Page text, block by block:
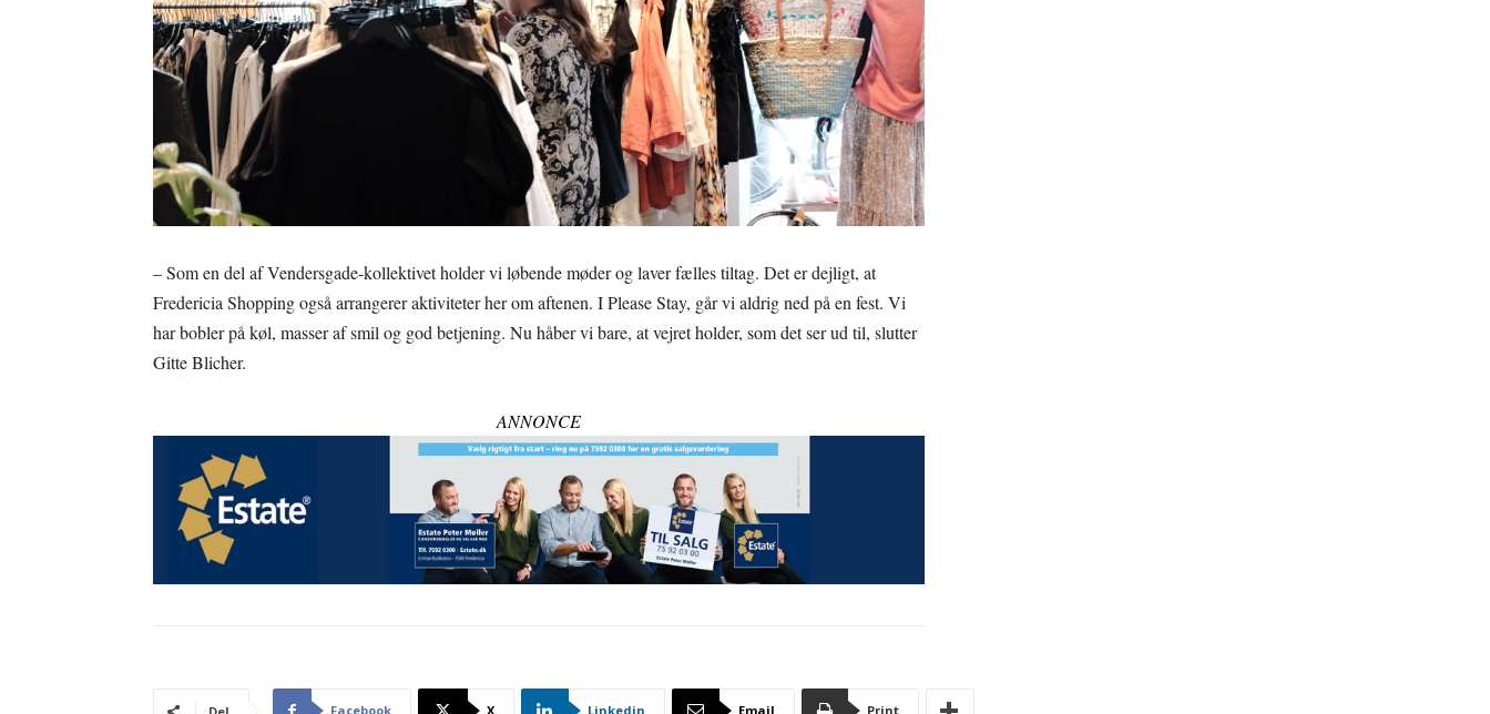
– Som en del af Vendersgade-kollektivet holder vi løbende møder og laver fælles tiltag. Det er dejligt, at
Fredericia Shopping også arrangerer aktiviteter her om aftenen. I Please Stay, går vi aldrig ned på en fest. Vi
har bobler på køl, masser af smil og god betjening. Nu håber vi bare, at vejret holder, som det ser ud til, slutter
Gitte Blicher.
ANNONCE
Facebook X Linkedin Email Print